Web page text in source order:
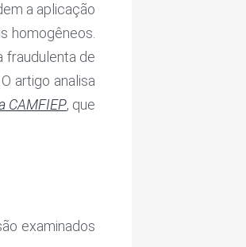
a aplicação
homogêneos.
fraudulenta de
artigo analisa
CAMFIEP, que
examinados